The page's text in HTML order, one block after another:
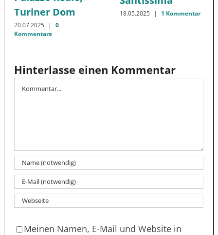
Turiner Dom
20.07.2025 |
0
Kommentare
18.05.2025 | 1 Kommentar
Hinterlasse einen Kommentar
Meinen Namen, E-Mail und Website in